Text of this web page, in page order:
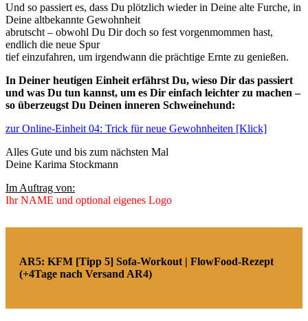
Und so passiert es, dass Du plötzlich wieder in Deine alte Furche, in
Deine altbekannte Gewohnheit
abrutscht – obwohl Du Dir doch so fest vorgenmommen hast,
endlich die neue Spur
tief einzufahren, um irgendwann die prächtige Ernte zu genießen.
In Deiner heutigen Einheit erfährst Du, wieso Dir das passiert
und was Du tun kannst, um es Dir einfach leichter zu machen –
so überzeugst Du Deinen inneren Schweinehund:
zur Online-Einheit 04: Trick für neue Gewohnheiten [Klick]
Alles Gute und bis zum nächsten Mal
Deine Karima Stockmann
Im Auftrag von:
Ihr NAME und optional eigenes Logo
AR5: KFM [Tipp 5] Sofa-Workout | FlowFood-Rezept
(+4Tage nach Versand AR4)